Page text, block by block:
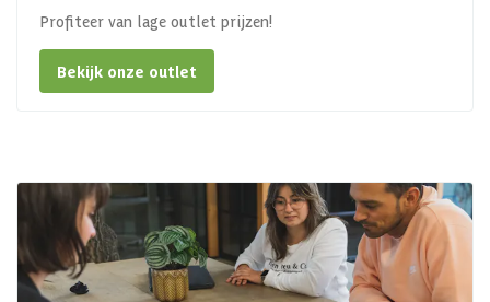
Profiteer van lage outlet prijzen!
Bekijk onze outlet